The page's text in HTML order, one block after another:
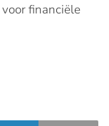
financiële